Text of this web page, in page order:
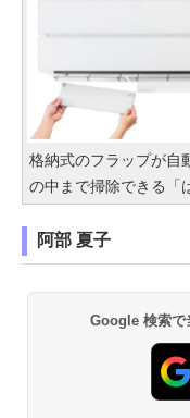
格納式のフラップが自
の中まで掃除できる「
阿部 夏子
Google 検索で